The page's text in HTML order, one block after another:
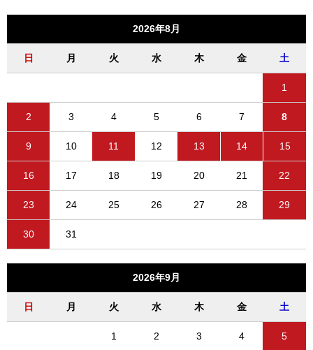
2026年8月
日 月 火 水 木 金 土
1
2 3 4 5 6 7 8
9 10 11 12 13 14 15
16 17 18 19 20 21 22
23 24 25 26 27 28 29
30 31
2026年9月
日 月 火 水 木 金 土
1 2 3 4 5